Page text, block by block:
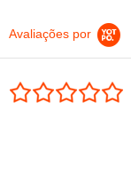
Avaliações por